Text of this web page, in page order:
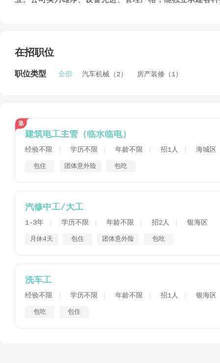
结、开拓、拼搏、奉献”的企业精神，优质、快速地完成
F”蓄电池厂、海南（三亚）群力生物制品厂、防城港码头
北海口岸外贸（顺风）大厦、建设大厦、信托大厦、元合
造工程以及长青路、兴港路、北铁一级公路沥青砼罩面、
渠等市政工程，大小项目共100多项，其中优良工程40多
进单位”荣誉称号；并获得广西区“先进建筑施工企业”
在招职位
职位类型 全部 汽车机械（2） 房产装修（1）
建筑电工主管（临水临电）
经验不限 学历不限 年龄不限 招1人 海城区
包住 团体意外险 包吃
汽修中工/大工
1-3年 学历不限 年龄不限 招2人 银海区
月休4天 包住 团体意外险 包吃
洗车工
经验不限 学历不限 年龄不限 招1人 银海区
包吃 包住